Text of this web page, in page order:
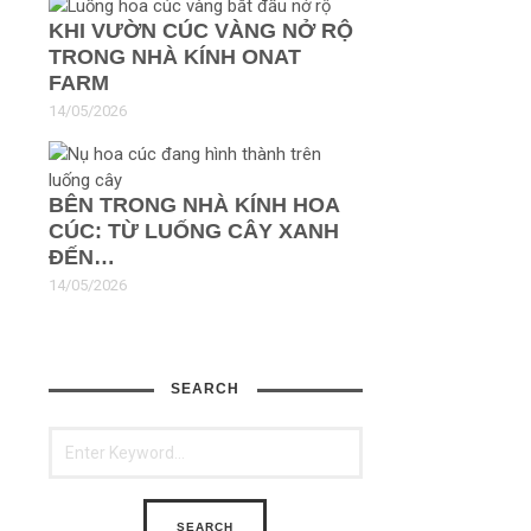
KHI VƯỜN CÚC VÀNG NỞ RỘ
TRONG NHÀ KÍNH ONAT
FARM
14/05/2026
BÊN TRONG NHÀ KÍNH HOA
CÚC: TỪ LUỐNG CÂY XANH
ĐẾN…
14/05/2026
SEARCH